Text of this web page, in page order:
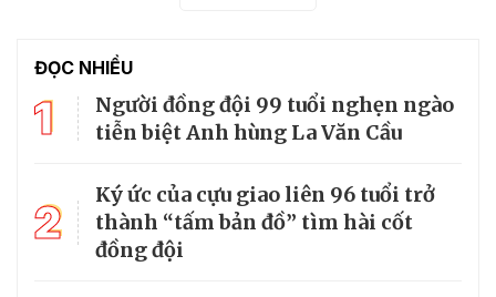
ĐỌC NHIỀU
1
Người đồng đội 99 tuổi nghẹn ngào
tiễn biệt Anh hùng La Văn Cầu
2
Ký ức của cựu giao liên 96 tuổi trở
thành “tấm bản đồ” tìm hài cốt
đồng đội